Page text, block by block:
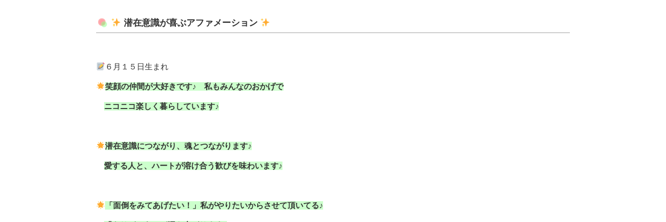
潜在意識が喜ぶアファメーション
６月１５日生まれ
笑顔の仲間が大好きです♪ 私もみんなのおかげで
ニコニコ楽しく暮らしています♪
潜在意識につながり、魂とつながります♪
愛する人と、ハートが溶け合う歓びを味わいます♪
「面倒をみてあげたい！」私がやりたいからさせて頂いてる♪